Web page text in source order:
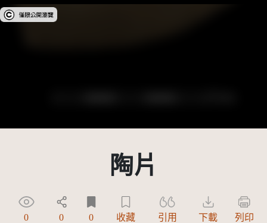
受著作權法保護-僅限於本平台有限度公開瀏覽
陶片
0 0 0 收藏 引用 下載 列印